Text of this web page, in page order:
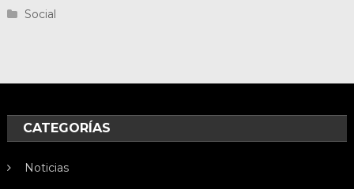
Social
CATEGORÍAS
Noticias